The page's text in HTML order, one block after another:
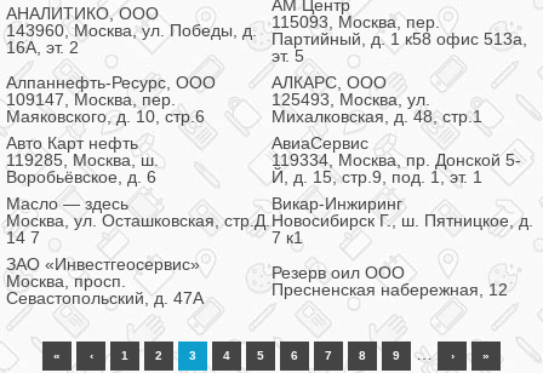
АНАЛИТИКО, ООО
143960, Москва, ул. Победы, д.
16А, эт. 2
АМ Центр
115093, Москва, пер.
Партийный, д. 1 к58 офис 513а,
эт. 5
Алпаннефть-Ресурс, ООО
109147, Москва, пер.
Маяковского, д. 10, стр.6
АЛКАРС, ООО
125493, Москва, ул.
Михалковская, д. 48, стр.1
Авто Карт нефть
119285, Москва, ш.
Воробьёвское, д. 6
АвиаСервис
119334, Москва, пр. Донской 5-
Й, д. 15, стр.9, под. 1, эт. 1
Масло — здесь
Москва, ул. Осташковская, стр.Д.
14 7
Викар-Инжиринг
Новосибирск Г., ш. Пятницкое, д.
7 к1
ЗАО «Инвестгеосервис»
Москва, просп.
Севастопольский, д. 47А
Резерв оил ООО
Пресненская набережная, 12
« ‹ 1 2 3 4 5 6 7 8 9 … › »